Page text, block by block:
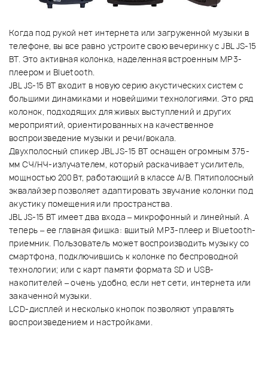
Когда под рукой нет интернета или загруженной музыки в
телефоне, вы все равно устроите свою вечеринку с JBL JS-15
BT. Это активная колонка, наделенная встроенным MP3-
плеером и Bluetooth.
JBL JS-15 BT входит в новую серию акустических систем с
большими динамиками и новейшими технологиями. Это ряд
колонок, подходящих для живых выступлений и других
мероприятий, ориентированных на качественное
воспроизведение музыки и речи/вокала.
Двухполосный спикер JBL JS-15 BT оснащен огромным 375-
мм СЧ/НЧ-излучателем, который раскачивает усилитель,
мощностью 200 Вт, работающий в классе A/B. Пятиполосный
эквалайзер позволяет адаптировать звучание колонки под
акустику помещения или пространства.
JBL JS-15 BT имеет два входа – микрофонный и линейный. А
теперь – ее главная фишка: вшитый MP3-плеер и Bluetooth-
приемник. Пользователь может воспроизводить музыку со
смартфона, подключившись к колонке по беспроводной
технологии; или с карт памяти формата SD и USB-
накопителей – очень удобно, если нет сети, интернета или
закаченной музыки.
LCD-дисплей и несколько кнопок позволяют управлять
воспроизведением и настройками.